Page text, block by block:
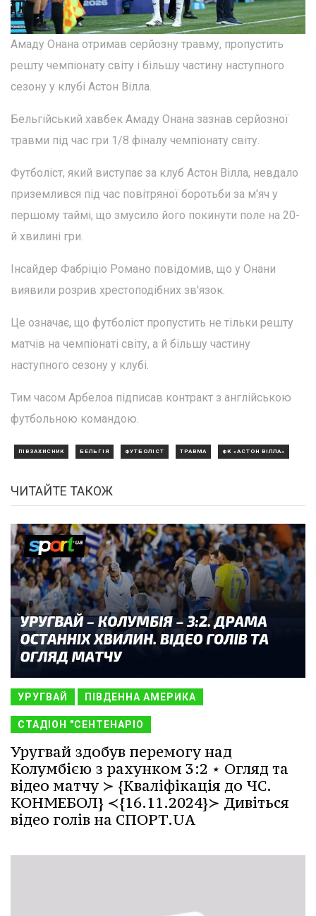
Амаду Онана отримав серйозну травму, пропустить
решту чемпіонату світу і більшу частину наступного
сезону у клубі Астон Вілла.
Бельгійський хавбек Амаду Онана зазнав серйозної
травми під час гри 1/8 фіналу чемпіонату світу.
Футболіст, який виступає за клуб Астон Вілла, невдало
приземлився під час повітряної боротьби за м'яч у
першому таймі, що змусило його покинути поле на 20-
й хвилині гри.
Інсайдер Фабріціо Романо повідомив, що у Онани
виявили розрив хрестоподібних зв'язок.
Це означає, що футболіст пропустить не тільки решту
матчів на чемпіонаті світу, а й більшу частину
наступного сезону у клубі.
Тим часом Арбелоа підписав контракт з англійською
футбольною командою.
ПІВЗАХИСНИК БЕЛЬГІЯ ФУТБОЛІСТ ТРАВМА ФК «АСТОН ВІЛЛА»
ЧИТАЙТЕ ТАКОЖ
УРУГВАЙ ПІВДЕННА АМЕРИКА
СТАДІОН "СЕНТЕНАРІО
Уругвай здобув перемогу над
Колумбією з рахунком 3:2 ⋆ Огляд та
відео матчу ≻ {Кваліфікація до ЧС.
КОНМЕБОЛ} ≺{16.11.2024}≻ Дивіться
відео голів на СПОРТ.UA